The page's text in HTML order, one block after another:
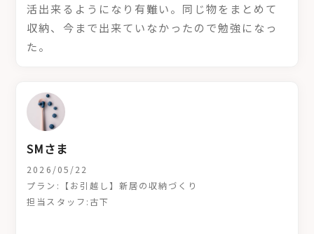
活出来るようになり有難い。同じ物をまとめて
収納、今まで出来ていなかったので勉強になっ
た。
SMさま
2026/05/22
プラン:【お引越し】新居の収納づくり
担当スタッフ:古下